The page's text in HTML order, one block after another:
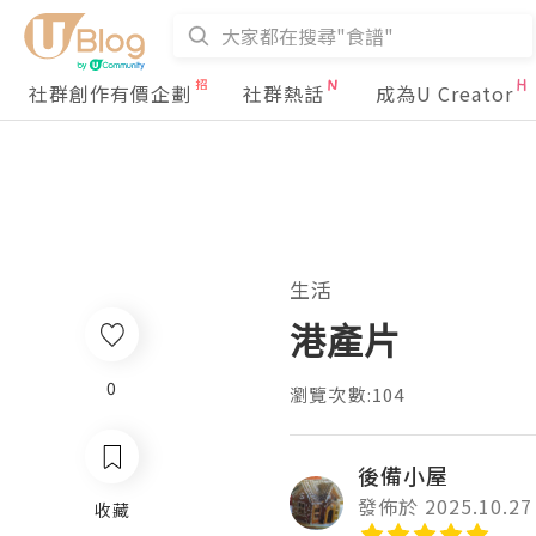
社群創作有價企劃 社群熱話 成為U Creator
生活
港產片
瀏覽次數:104
後備小屋
發佈於 2025.10.27
0
收藏